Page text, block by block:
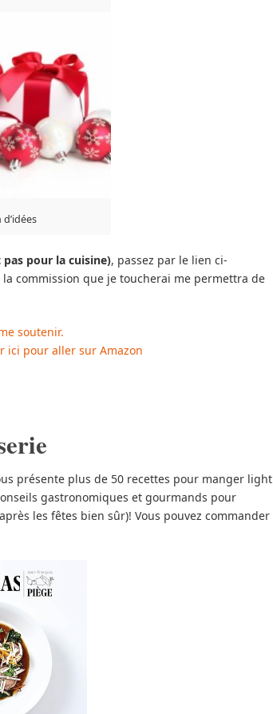
pour la cuisine), passez par le lien ci-
commission que je toucherai me permettra de
soutenir.
ici pour aller sur Amazon
présente plus de 50 recettes pour manger light
gastronomiques et gourmands pour
les fêtes bien sûr)! Vous pouvez commander